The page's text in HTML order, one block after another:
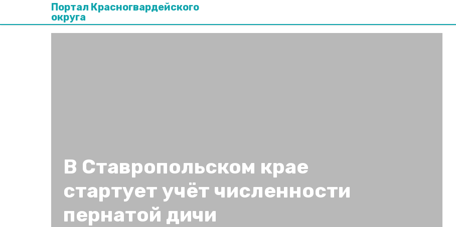
Портал Красногвардейского
округа
В Ставропольском крае
стартует учёт численности
пернатой дичи